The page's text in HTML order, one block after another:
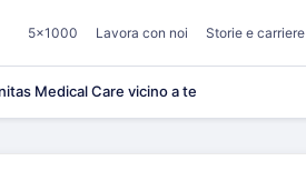
5×1000 Lavora con noi Storie e carriere
Medical Care vicino a te